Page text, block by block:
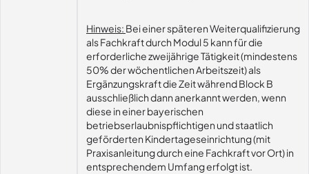
Hinweis: Bei einer späteren Weiterqualifizierung
als Fachkraft durch Modul 5 kann für die
erforderliche zweijährige Tätigkeit (mindestens
50% der wöchentlichen Arbeitszeit) als
Ergänzungskraft die Zeit während Block B
ausschließlich dann anerkannt werden, wenn
diese in einer bayerischen
betriebserlaubnispflichtigen und staatlich
geförderten Kindertageseinrichtung (mit
Praxisanleitung durch eine Fachkraft vor Ort) in
entsprechendem Umfang erfolgt ist.